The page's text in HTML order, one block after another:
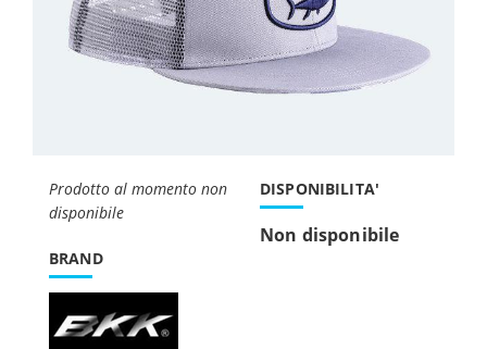
Prodotto al momento non
disponibile
BRAND
DISPONIBILITA'
Non disponibile